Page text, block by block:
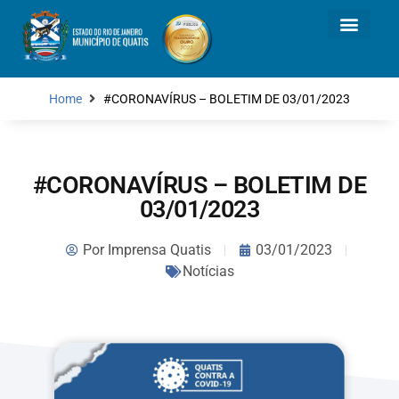
Home #CORONAVÍRUS – BOLETIM DE 03/01/2023
#CORONAVÍRUS – BOLETIM DE
03/01/2023
PorImprensa Quatis
03/01/2023
Notícias